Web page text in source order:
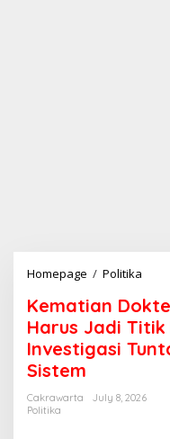
Homepage / Politika
m
a
i
D
Kematian
Harus Jadi Titik
Investigasi
Sistem
Cakrawarta
July 8, 2026
Politika